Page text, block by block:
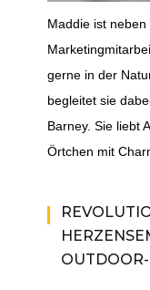
Maddie ist
gerne in der
begleitet sie
Barney. Sie liebt
Örtchen mit